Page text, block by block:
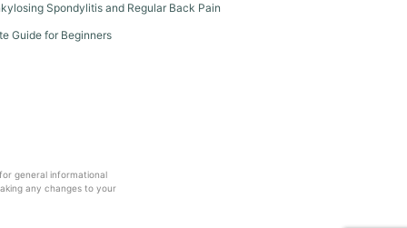
Spondylitis and Regular Back Pain
Guide for Beginners
general informational
any changes to your